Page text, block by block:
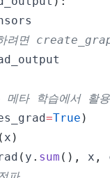
려면
메타 학습에서 활
=True )
( x )
( y . sum ( ) , x ,